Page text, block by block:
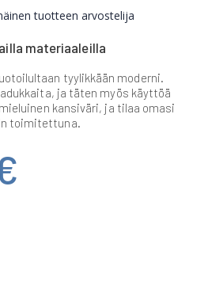
tuotteen arvostelija
materiaaleilla
tyylikkään moderni.
ja täten myös käyttöä
kansiväri, ja tilaa omasi
toimitettuna.